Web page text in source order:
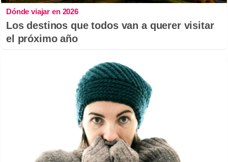
Dónde viajar en 2026
Los destinos que todos van a querer visitar
el próximo año